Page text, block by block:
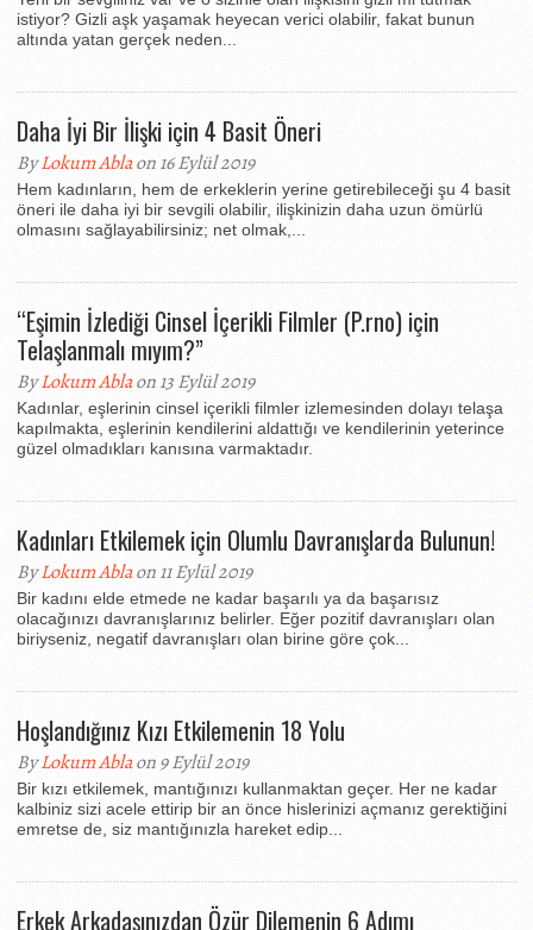
istiyor? Gizli aşk yaşamak heyecan verici olabilir, fakat bunun
altında yatan gerçek neden...
Daha İyi Bir İlişki için 4 Basit Öneri
ByLokum Ablaon 16 Eylül 2019
Hem kadınların, hem de erkeklerin yerine getirebileceği şu 4 basit
öneri ile daha iyi bir sevgili olabilir, ilişkinizin daha uzun ömürlü
olmasını sağlayabilirsiniz; net olmak,...
“Eşimin İzlediği Cinsel İçerikli Filmler (P.rno) için
Telaşlanmalı mıyım?”
ByLokum Ablaon 13 Eylül 2019
Kadınlar, eşlerinin cinsel içerikli filmler izlemesinden dolayı telaşa
kapılmakta, eşlerinin kendilerini aldattığı ve kendilerinin yeterince
güzel olmadıkları kanısına varmaktadır.
Kadınları Etkilemek için Olumlu Davranışlarda Bulunun!
ByLokum Ablaon 11 Eylül 2019
Bir kadını elde etmede ne kadar başarılı ya da başarısız
olacağınızı davranışlarınız belirler. Eğer pozitif davranışları olan
biriyseniz, negatif davranışları olan birine göre çok...
Hoşlandığınız Kızı Etkilemenin 18 Yolu
ByLokum Ablaon 9 Eylül 2019
Bir kızı etkilemek, mantığınızı kullanmaktan geçer. Her ne kadar
kalbiniz sizi acele ettirip bir an önce hislerinizi açmanız gerektiğini
emretse de, siz mantığınızla hareket edip...
Erkek Arkadaşınızdan Özür Dilemenin 6 Adımı